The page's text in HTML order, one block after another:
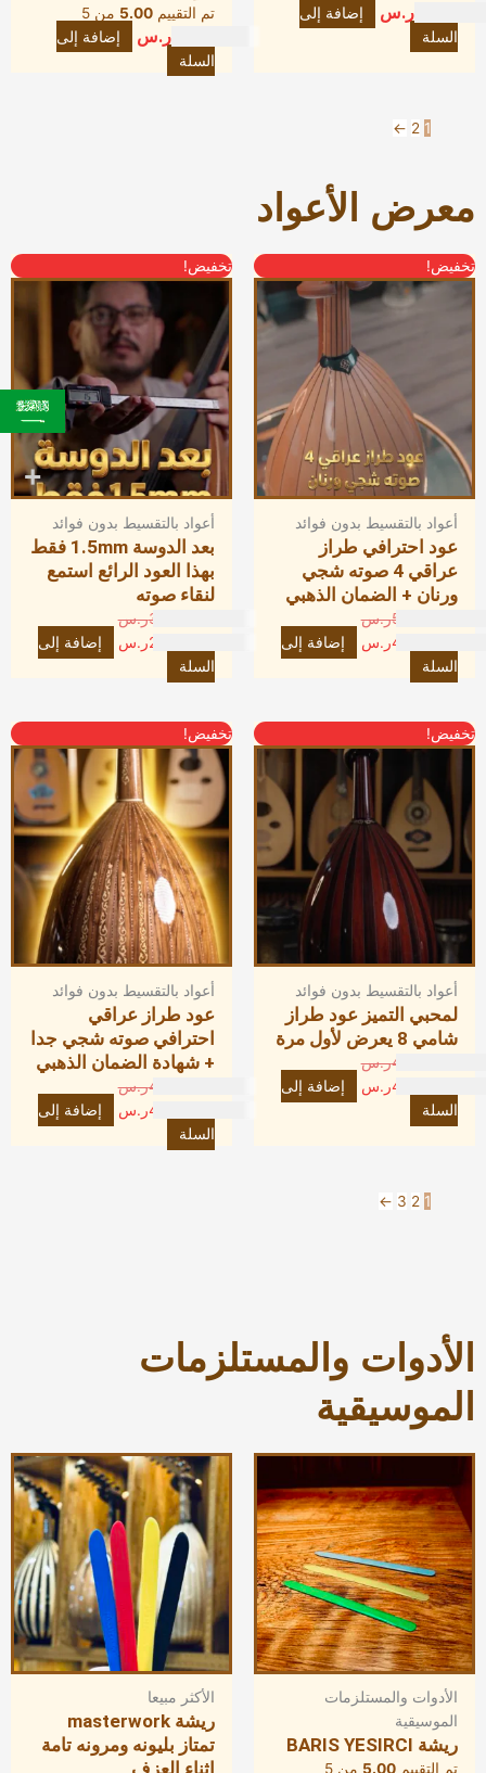
20.00ر.س
إضافة إلى
السلة
تم التقييم5.00 من 5
35.00ر.س
إضافة إلى
السلة
1
2
←
معرض الأعواد
تخفيض!
أعواد بالتقسيط بدون فوائد
عود احترافي طراز
عراقي 4 صوته شجي
ورنان + الضمان الذهبي
5,000.00ر.س
الأصلي
هو:
4,500.00ر.س
الحالي
هو:
إضافة إلى
السلة
تخفيض!
أعواد بالتقسيط بدون فوائد
بعد الدوسة 1.5mm فقط
بهذا العود الرائع استمع
لنقاء صوته
3,200.00ر.س
الأصلي
هو:
3,200.00ر.س.
2,900.00ر.س
الحالي
هو:
2,900.00ر.س.
إضافة إلى
السلة
تخفيض!
أعواد بالتقسيط بدون فوائد
لمحبي التميز عود طراز
شامي 8 يعرض لأول مرة
4,500.00ر.س
الأصلي
هو:
4,500.00ر.س.
4,200.00ر.س
الحالي
هو:
4,200.00ر.س.
إضافة إلى
السلة
تخفيض!
أعواد بالتقسيط بدون فوائد
عود طراز عراقي
احترافي صوته شجي جدا
+ شهادة الضمان الذهبي
4,500.00ر.س
الأصلي
هو:
4,500.00ر.س.
4,200.00ر.س
الحالي
هو:
4,200.00ر.س.
إضافة إلى
السلة
1
2
3
←
الأدوات والمستلزمات
الموسيقية
الأدوات والمستلزمات
الموسيقية
ريشة BARIS YESIRCI
تم التقييم5.00 من 5
الأكثر مبيعا
ريشة masterwork
تمتاز بليونه ومرونه تامة